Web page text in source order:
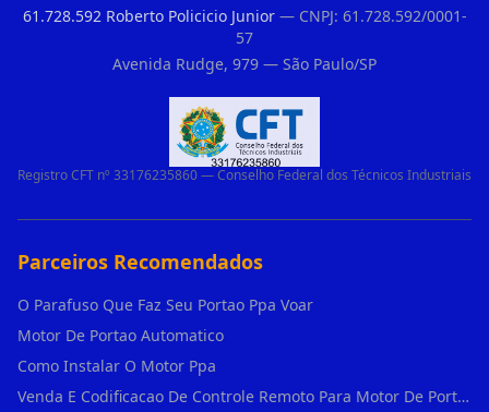
61.728.592 Roberto Policicio Junior— CNPJ: 61.728.592/0001-
57
Avenida Rudge, 979 — São Paulo/SP
Registro CFT nº 33176235860 — Conselho Federal dos Técnicos Industriais
Parceiros Recomendados
O Parafuso Que Faz Seu Portao Ppa Voar
Motor De Portao Automatico
Como Instalar O Motor Ppa
Venda E Codificacao De Controle Remoto Para Motor De Portao